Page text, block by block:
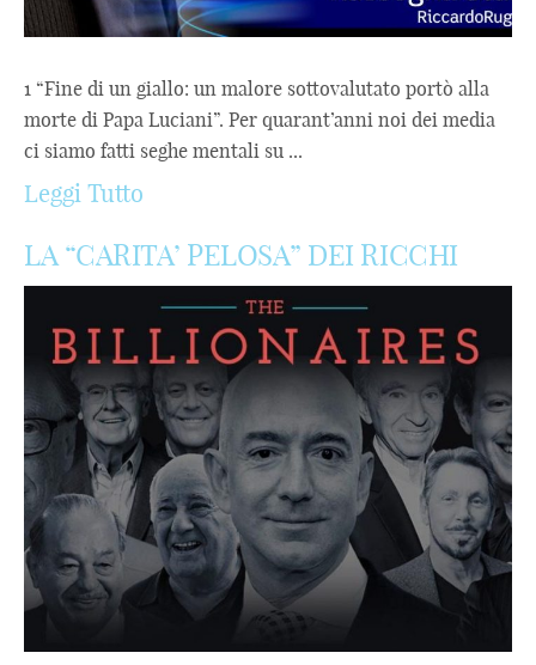
1 “Fine di un giallo: un malore sottovalutato portò alla
morte di Papa Luciani”. Per quarant’anni noi dei media
ci siamo fatti seghe mentali su ...
Leggi Tutto
LA “CARITA’ PELOSA” DEI RICCHI